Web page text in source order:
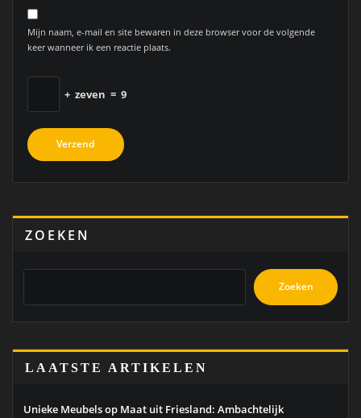
Mijn naam, e-mail en site bewaren in deze browser voor de volgende
keer wanneer ik een reactie plaats.
+ zeven = 9
ZOEKEN
Zoeken
LAATSTE ARTIKELEN
Unieke Meubels op Maat uit Friesland: Ambachtelijk